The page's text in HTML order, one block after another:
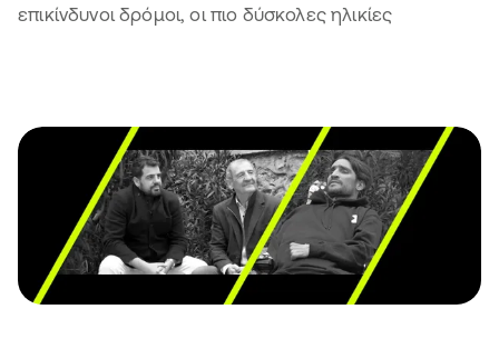
επικίνδυνοι δρόμοι, οι πιο δύσκολες ηλικίες